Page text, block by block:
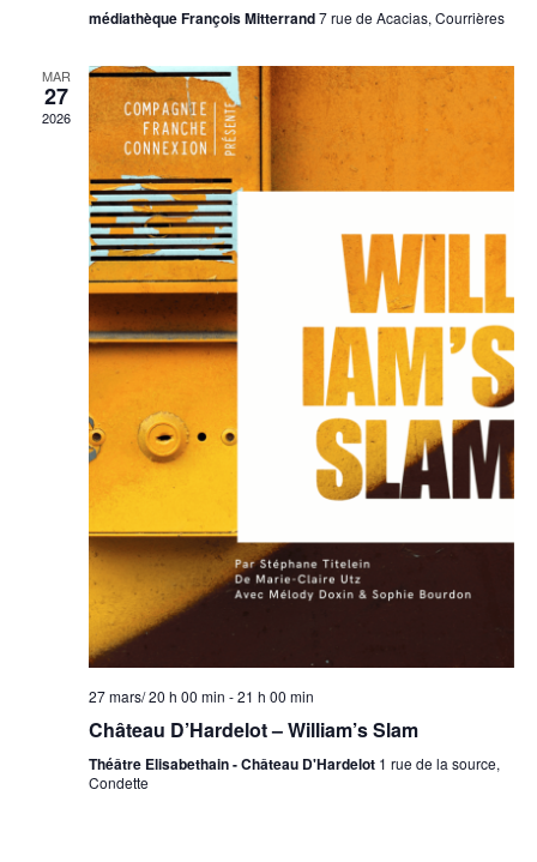
médiathèque François Mitterrand7 rue de Acacias, Courrières
MAR
27
2026
27 mars/ 20 h 00 min -21 h 00 min
Château D’Hardelot – William’s Slam
Théâtre Elisabethain - Château D'Hardelot 1 rue de la source,
Condette